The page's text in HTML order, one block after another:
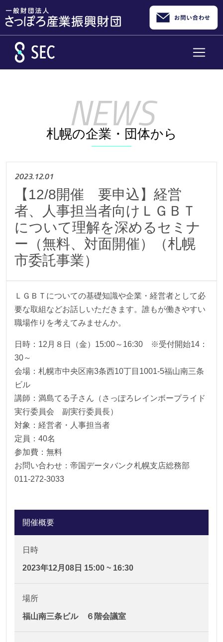
札幌の企業・団体から
2023.12.01
【12/8開催 要申込】経営
者、人事担当者向けＬＧＢＴ
について理解を深めるセミナ
ー（無料、対面開催）（札幌
市委託事業）
ＬＧＢＴについての基礎知識や企業・経営者として必
要な取組などお話しいただきます。誰もが働きやすい
職場作りを考えてみませんか。
日時：12月８日（金）15:00～16:30 ※受付開始14：
30～
会場：札幌市中央区南3条西10丁目1001-5福山南三条
ビル
講師：満島てる子さん（さっぽろレインボープライド
実行委員会 副実行委員長）
対象：経営者・人事担当者
定員：40名
参加費：無料
お問い合わせ：帝国データバンク札幌支店総務部
011-272-3033
開催概要
日時
2023年12月08日 15:00 ~ 16:30
場所
福山南三条ビル ６階会議室